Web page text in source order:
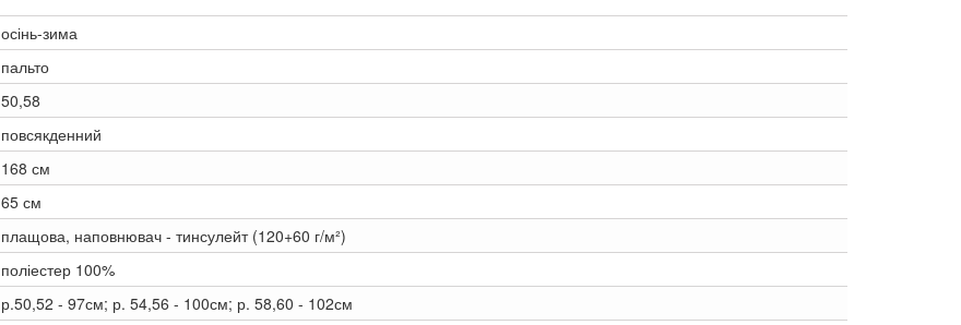
осінь-зима
пальто
50,58
повсякденний
168 см
65 см
плащова, наповнювач - тинсулейт (120+60 г/м²)
поліестер 100%
р.50,52 - 97см; р. 54,56 - 100см; р. 58,60 - 102см